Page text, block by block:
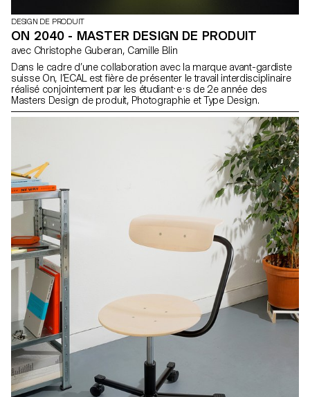
DESIGN DE PRODUIT
ON 2040 - MASTER DESIGN DE PRODUIT
avec Christophe Guberan, Camille Blin
Dans le cadre d’une collaboration avec la marque avant-gardiste
suisse On, l’ECAL est fière de présenter le travail interdisciplinaire
réalisé conjointement par les étudiant·e·s de 2e année des
Masters Design de produit, Photographie et Type Design.